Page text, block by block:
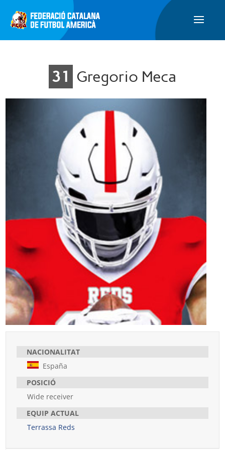
31 Gregorio Meca
NACIONALITAT
España
POSICIÓ
Wide receiver
EQUIP ACTUAL
Terrassa Reds